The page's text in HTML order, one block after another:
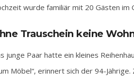
wurde familiär mit 20 Gästen
Trauschein keine
junge Paar hatte ein kleines
Möbel“, erinnert sich der 94-